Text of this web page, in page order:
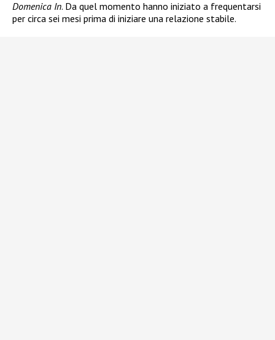
Domenica In. Da quel momento hanno iniziato a frequentarsi
per circa sei mesi prima di iniziare una relazione stabile.